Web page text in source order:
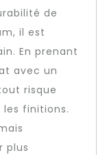
de
il est
En prenant
avec un
risque
les finitions.
plus